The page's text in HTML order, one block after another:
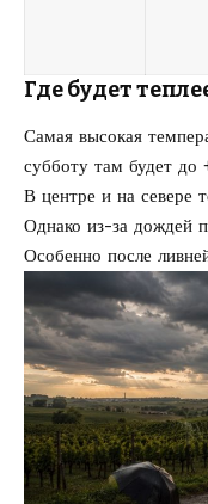
Где будет
Самая высокая
субботу там будет до
В центре и на севере
Однако из-за дождей
Особенно после